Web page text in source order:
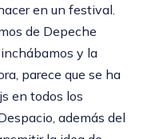
en un festival.
de Depeche
y la
parece que se ha
en todos los
además del